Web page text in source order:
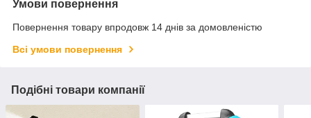
Умови повернення
Повернення товару впродовж 14 днів за домовленістю
Всі умови повернення
Подібні товари компанії